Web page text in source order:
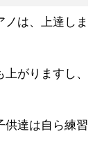
ノは、上達しま
がりますし、
供達は自ら練習